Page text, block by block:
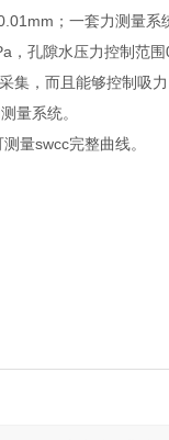
；一套力测量
，孔隙水压力控制范
集，而且能够控制吸
量系统。
量swcc完整曲线。